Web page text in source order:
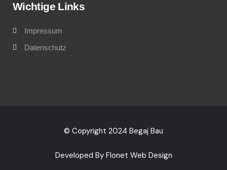
Wichtige Links
Impressum
Datenschutz
© Copyright 2024 Begaj Bau
Developed By Flonet Web Design